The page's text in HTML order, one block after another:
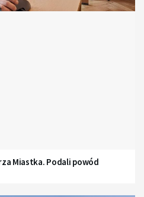
Miastka. Podali powód